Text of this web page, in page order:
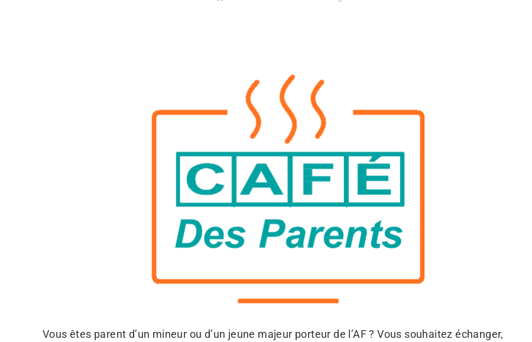
Vous êtes parent d’un mineur ou d’un jeune majeur porteur de l’AF ? Vous souhaitez échanger,